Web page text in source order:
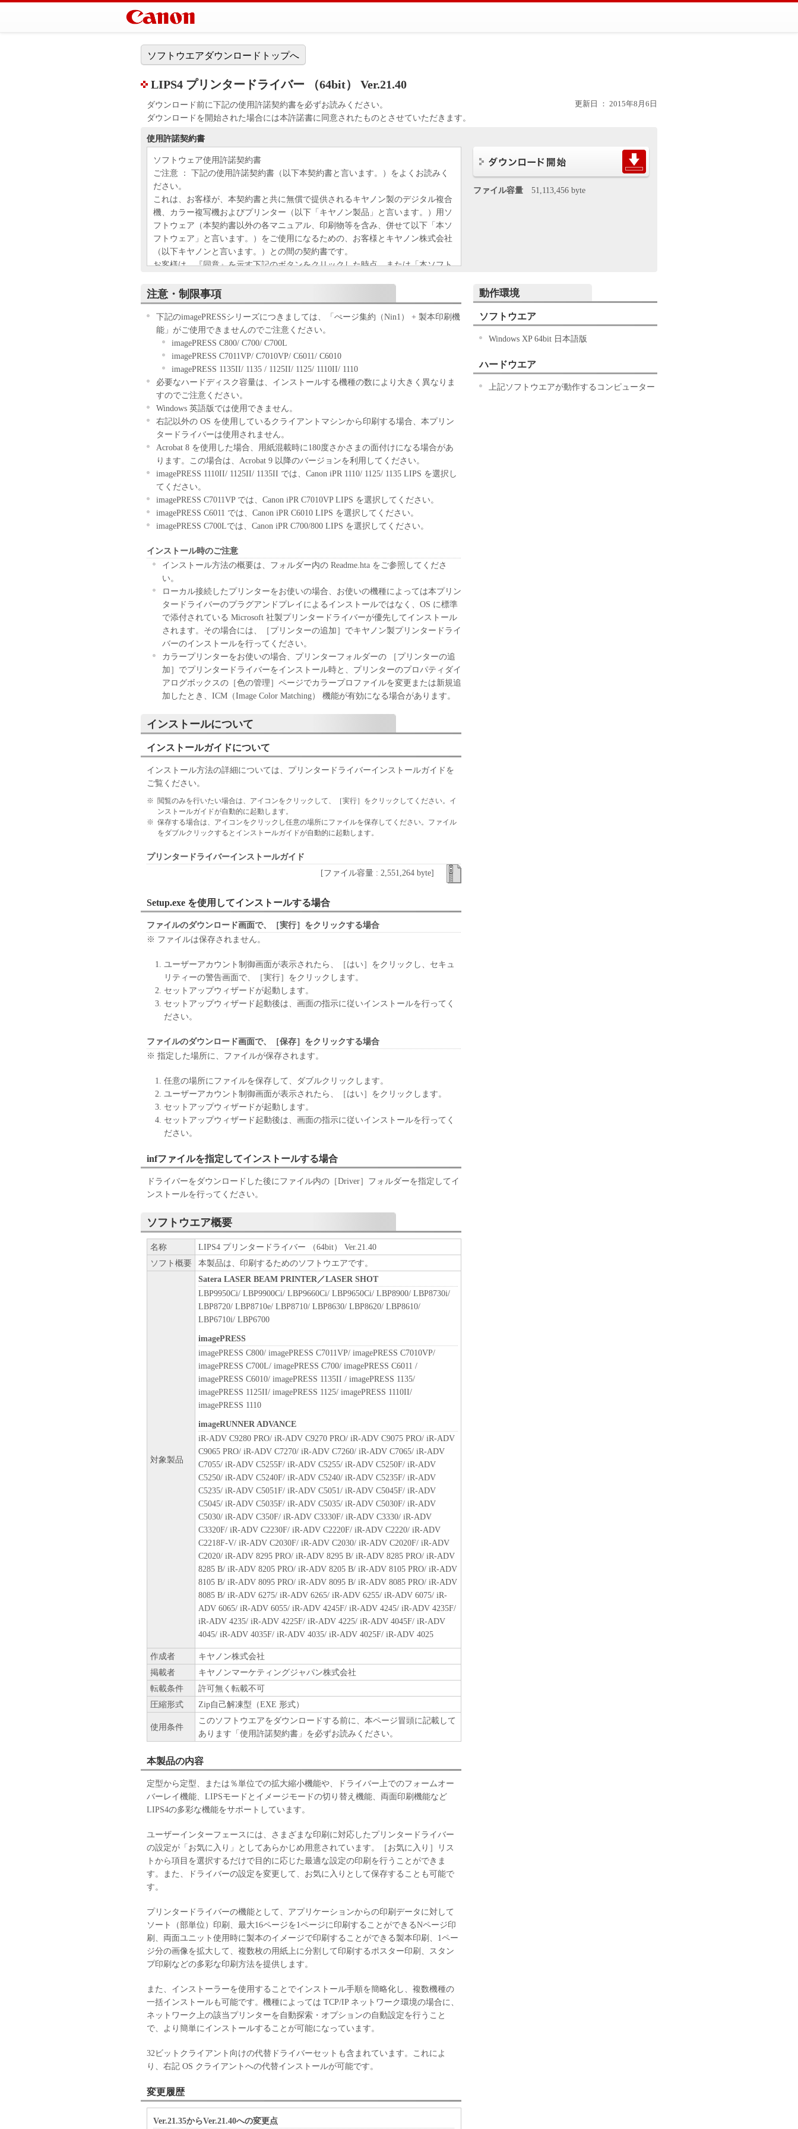
ソフトウエアダウンロードトップへ
LIPS4 プリンタードライバー （64bit） Ver.21.40
ダウンロード前に下記の使用許諾契約書を必ずお読みください。
ダウンロードを開始された場合には本許諾書に同意されたものとさせていただきます。
更新日 ： 2015年8月6日
使用許諾契約書
ソフトウェア使用許諾契約書
ご注意 ： 下記の使用許諾契約書（以下本契約書と言います。）をよくお読みく
ださい。
これは、お客様が、本契約書と共に無償で提供されるキヤノン製のデジタル複合
機、カラー複写機およびプリンター（以下「キヤノン製品」と言います。）用ソ
フトウェア（本契約書以外の各マニュアル、印刷物等を含み、併せて以下「本ソ
フトウェア」と言います。）をご使用になるための、お客様とキヤノン株式会社
（以下キヤノンと言います。）との間の契約書です。
お客様は、『同意』を示す下記のボタンをクリックした時点、または「本ソフト
す。
お客様が本契約書に同意できない場合、「本ソフトウェア」を使用することはで
きません。
１．許諾
(1) キヤノンは、お客様が「キヤノン製品」を利用する目的のために、「キヤノ
ン製品」に直接またはネットワークを通じ接続される複数のコンピューター（以
下「指定機器」と言います。）において、「本ソフトウェア」を使用（本契約書
においては、「本ソフトウェア」をコンピューターの記憶媒体上にインストール
すること、またはコンピューターにおいて表示すること、アクセスすること、も
しくは実行することのいずれも含むものとします。）するための非独占的権利を
お客様に対して許諾します。お客様は、また「指定機器」にネットワークを通じ
て接続されたコンピューター上で、かかるコンピューターの使用者に対して「本
ソフトウェア」を使用させることができますが、かかるコンピューターの使用者
に本契約書上の義務および条件を遵守させるとともに、その履行に関し全責任を
負うことを条件とします。
(2) お客様は、上記(1)に基づいて「本ソフトウェア」を使用するためのバックア
ップとして、「本ソフトウェア」を１部、複製することができます。
(3) 上記(1)および(2)に定める場合を除き、キヤノンまたはキヤノンのライセンサ
ーのいかなる知的財産権も、明示たると黙示たるとを問わず、本契約書によって
２．制限
(1) お客様は、再使用許諾、譲渡、販売、頒布、リースもしくは貸与その他の方
法により、第三者に「本ソフトウェア」を使用させることはできません。
(2) お客様は、「本ソフトウェア」の全部または一部を修正、改変、逆コンパイ
ル、逆アセンブル、その他リバースエンジニアリング等することはできません。
また第三者にこのような行為をさせてはなりません。
３．著作権表示
お客様は、「本ソフトウェア」に含まれるキヤノンまたはキヤノンのライセンサ
ーの著作権表示を変更し、除去しもしくは削除してはなりません。
４．所有権
「本ソフトウェア」に係る権原および所有権は、その内容によりキヤノンまたは
キヤノンのライセンサーに帰属します。
お客様は、日本国政府または関連する外国政府より必要な許可等を得ることなし
に、「本ソフトウェア」の全部または一部を、直接または間接に輸出してはなり
ません。
６．サポートおよびアップデート
キヤノン、キヤノンの子会社、関係会社、それらの販売代理店および販売店、並
びにキヤノンのライセンサーは、お客様による「本ソフトウェア」の使用を支援
すること、および「本ソフトウェア」に対してアップデート、バグの修正あるい
はサポートを行うことについて、いかなる責任も負うものではありません。
７．保証の否認・免責
(1) 「本ソフトウェア」は、『現状のまま』の状態で使用許諾されます。キヤノ
ン、キヤノンのライセンサー、キヤノンの子会社、キヤノンの関連会社、それら
の販売代理店または販売店のいずれも、「本ソフトウェア」に関して、商品性お
よび特定の目的への適合性の保証を含め、いかなる保証も、明示たると黙示たる
(2) キヤノン、キヤノンのライセンサー、キヤノンの子会社、キヤノンの関連会
たは使用不能から生ずるいかなる損害（逸失利益およびその他の派生的または付
随的な損害を含むがこれらに限定されない全ての損害を言います。）について、
ン、キヤノンのライセンサー、キヤノンの子会社、キヤノンの関連会社、それら
の販売代理店または販売店がかかる損害の可能性について知らされていた場合で
も同様です。
(3) キヤノン、キヤノンのライセンサー、キヤノンの子会社、キヤノンの関連会
社、それらの販売代理店または販売店のいずれも、「本ソフトウェア」、または
「本ソフトウェア」の使用に起因または関連してお客様と第三者との間に生じた
いかなる紛争についても、一切責任を負わないものとします。
８．契約期間
(1) 本契約書は、お客様が、『同意』を示す下記のボタンをクリックした時点、
または「本ソフトウェア」をインストールした時点で発効し、下記(2)または(3)
により終了されるまで有効に存続します。
(2) お客様は、「本ソフトウェア」およびその複製物のすべてを廃棄および消去
することにより、本契約書を終了させることができます。
(3) お客様が本契約書のいずれかの条項に違反した場合、本契約書は直ちに終了
します。
(4) お客様は、上記(3)によって本契約書が終了した場合、速やかに、「本ソフト
ウェア」およびその複製物のすべてを廃棄または消去するものとします。
(5) 上記にかかわらず、本契約書第2条、第4条から第7条まで、第8条第4項および
９．U.S. GOVERNMENT RESTRICTED RIGHTS NOTICE
“米国政府エンドユーザー”とは、米国政府の機関また団体を意味します。もしお
客様が米国政府エンドユーザーである場合、以下の規定が適用されます ： The
SOFTWARE is a "commercial item," as that term is defined at 48 C.F.R. 2.101 (Oct
1995), consisting of "commercial computer software" and "commercial computer
software documentation," as such terms are used in 48 C.F.R. 12.212 (Sept 1995).
Consistent with 48 C.F.R. 12.212 and 48 C.F.R. 227.7202-1 through 227.7202-4 (June
1995), all U.S. Government End Users shall acquire the SOFTWARE with only those
rights set forth herein. The manufacturer is Canon Inc./30-2, Shimomaruko 3-chome,
Ohta-ku, Tokyo 146-8501, Japan.
本条項中で使用される"the SOFTWARE"とは、本契約書中で定義される「本ソフ
トウェア」を意味し、指し示すものとします。
10．分離可能性
本契約書のいずれかの条項またはその一部が法律により無効であると決定された
場合でも、その他の条項は完全に有効に存続するものとします。
キヤノン株式会社
ファイル容量 51,113,456 byte
注意・制限事項
下記のimagePRESSシリーズにつきましては、「ぺージ集約（Nin1） + 製本印刷機
能」がご使用できませんのでご注意ください。
imagePRESS C800/ C700/ C700L
imagePRESS C7011VP/ C7010VP/ C6011/ C6010
imagePRESS 1135II/ 1135 / 1125II/ 1125/ 1110II/ 1110
必要なハードディスク容量は、インストールする機種の数により大きく異なりま
すのでご注意ください。
Windows 英語版では使用できません。
右記以外の OS を使用しているクライアントマシンから印刷する場合、本プリン
タードライバーは使用されません。
Acrobat 8 を使用した場合、用紙混載時に180度さかさまの面付けになる場合があ
ります。この場合は、Acrobat 9 以降のバージョンを利用してください。
imagePRESS 1110II/ 1125II/ 1135II では、Canon iPR 1110/ 1125/ 1135 LIPS を選択し
てください。
imagePRESS C7011VP では、Canon iPR C7010VP LIPS を選択してください。
imagePRESS C6011 では、Canon iPR C6010 LIPS を選択してください。
imagePRESS C700Lでは、Canon iPR C700/800 LIPS を選択してください。
インストール時のご注意
インストール方法の概要は、フォルダー内の Readme.hta をご参照してくださ
い。
ローカル接続したプリンターをお使いの場合、お使いの機種によっては本プリン
タードライバーのプラグアンドプレイによるインストールではなく、OS に標準
で添付されている Microsoft 社製プリンタードライバーが優先してインストール
されます。その場合には、［プリンターの追加］でキヤノン製プリンタードライ
バーのインストールを行ってください。
カラープリンターをお使いの場合、プリンターフォルダーの ［プリンターの追
加］でプリンタードライバーをインストール時と、プリンターのプロパティダイ
アログボックスの［色の管理］ページでカラープロファイルを変更または新規追
加したとき、ICM（Image Color Matching） 機能が有効になる場合があります。
インストールについて
インストールガイドについて
インストール方法の詳細については、プリンタードライバーインストールガイドを
ご覧ください。
※ 閲覧のみを行いたい場合は、アイコンをクリックして、［実行］をクリックしてください。イ
ンストールガイドが自動的に起動します。
※ 保存する場合は、アイコンをクリックし任意の場所にファイルを保存してください。ファイル
をダブルクリックするとインストールガイドが自動的に起動します。
プリンタードライバーインストールガイド
[ファイル容量 : 2,551,264 byte]
Setup.exe を使用してインストールする場合
ファイルのダウンロード画面で、［実行］をクリックする場合
※ ファイルは保存されません。
ユーザーアカウント制御画面が表示されたら、［はい］をクリックし、セキュ
リティーの警告画面で、［実行］をクリックします。
セットアップウィザードが起動します。
セットアップウィザード起動後は、画面の指示に従いインストールを行ってく
ださい。
ファイルのダウンロード画面で、［保存］をクリックする場合
※ 指定した場所に、ファイルが保存されます。
任意の場所にファイルを保存して、ダブルクリックします。
ユーザーアカウント制御画面が表示されたら、［はい］をクリックします。
セットアップウィザードが起動します。
セットアップウィザード起動後は、画面の指示に従いインストールを行ってく
ださい。
infファイルを指定してインストールする場合
ドライバーをダウンロードした後にファイル内の［Driver］フォルダーを指定してイ
ンストールを行ってください。
ソフトウエア概要
名称
LIPS4 プリンタードライバー （64bit） Ver.21.40
ソフト概要
本製品は、印刷するためのソフトウエアです。
対象製品
Satera LASER BEAM PRINTER／LASER SHOT
LBP9950Ci/ LBP9900Ci/ LBP9660Ci/ LBP9650Ci/ LBP8900/ LBP8730i/
LBP8720/ LBP8710e/ LBP8710/ LBP8630/ LBP8620/ LBP8610/
LBP6710i/ LBP6700
imagePRESS
imagePRESS C800/ imagePRESS C7011VP/ imagePRESS C7010VP/
imagePRESS C700L/ imagePRESS C700/ imagePRESS C6011 /
imagePRESS C6010/ imagePRESS 1135II / imagePRESS 1135/
imagePRESS 1125II/ imagePRESS 1125/ imagePRESS 1110II/
imagePRESS 1110
imageRUNNER ADVANCE
iR-ADV C9280 PRO/ iR-ADV C9270 PRO/ iR-ADV C9075 PRO/ iR-ADV
C9065 PRO/ iR-ADV C7270/ iR-ADV C7260/ iR-ADV C7065/ iR-ADV
C7055/ iR-ADV C5255F/ iR-ADV C5255/ iR-ADV C5250F/ iR-ADV
C5250/ iR-ADV C5240F/ iR-ADV C5240/ iR-ADV C5235F/ iR-ADV
C5235/ iR-ADV C5051F/ iR-ADV C5051/ iR-ADV C5045F/ iR-ADV
C5045/ iR-ADV C5035F/ iR-ADV C5035/ iR-ADV C5030F/ iR-ADV
C5030/ iR-ADV C350F/ iR-ADV C3330F/ iR-ADV C3330/ iR-ADV
C3320F/ iR-ADV C2230F/ iR-ADV C2220F/ iR-ADV C2220/ iR-ADV
C2218F-V/ iR-ADV C2030F/ iR-ADV C2030/ iR-ADV C2020F/ iR-ADV
C2020/ iR-ADV 8295 PRO/ iR-ADV 8295 B/ iR-ADV 8285 PRO/ iR-ADV
8285 B/ iR-ADV 8205 PRO/ iR-ADV 8205 B/ iR-ADV 8105 PRO/ iR-ADV
8105 B/ iR-ADV 8095 PRO/ iR-ADV 8095 B/ iR-ADV 8085 PRO/ iR-ADV
8085 B/ iR-ADV 6275/ iR-ADV 6265/ iR-ADV 6255/ iR-ADV 6075/ iR-
ADV 6065/ iR-ADV 6055/ iR-ADV 4245F/ iR-ADV 4245/ iR-ADV 4235F/
iR-ADV 4235/ iR-ADV 4225F/ iR-ADV 4225/ iR-ADV 4045F/ iR-ADV
4045/ iR-ADV 4035F/ iR-ADV 4035/ iR-ADV 4025F/ iR-ADV 4025
作成者
キヤノン株式会社
掲載者
キヤノンマーケティングジャパン株式会社
転載条件
許可無く転載不可
圧縮形式
Zip自己解凍型（EXE 形式）
使用条件
このソフトウエアをダウンロードする前に、本ページ冒頭に記載して
あります「使用許諾契約書」を必ずお読みください。
本製品の内容
定型から定型、または％単位での拡大縮小機能や、ドライバー上でのフォームオー
バーレイ機能、LIPSモードとイメージモードの切り替え機能、両面印刷機能など
LIPS4の多彩な機能をサポートしています。
ユーザーインターフェースには、さまざまな印刷に対応したプリンタードライバー
の設定が「お気に入り」としてあらかじめ用意されています。［お気に入り］リス
トから項目を選択するだけで目的に応じた最適な設定の印刷を行うことができま
す。また、ドライバーの設定を変更して、お気に入りとして保存することも可能で
す。
プリンタードライバーの機能として、アプリケーションからの印刷データに対して
ソート（部単位）印刷、最大16ページを1ページに印刷することができるNページ印
刷、両面ユニット使用時に製本のイメージで印刷することができる製本印刷、1ペー
ジ分の画像を拡大して、複数枚の用紙上に分割して印刷するポスター印刷、スタン
プ印刷などの多彩な印刷方法を提供します。
また、インストーラーを使用することでインストール手順を簡略化し、複数機種の
一括インストールも可能です。機種によっては TCP/IP ネットワーク環境の場合に、
ネットワーク上の該当プリンターを自動探索・オプションの自動設定を行うこと
で、より簡単にインストールすることが可能になっています。
32ビットクライアント向けの代替ドライバーセットも含まれています。これによ
り、右記 OS クライアントへの代替インストールが可能です。
変更履歴
Ver.21.35からVer.21.40への変更点
動作環境
ソフトウエア
Windows XP 64bit 日本語版
ハードウエア
上記ソフトウエアが動作するコンピューター